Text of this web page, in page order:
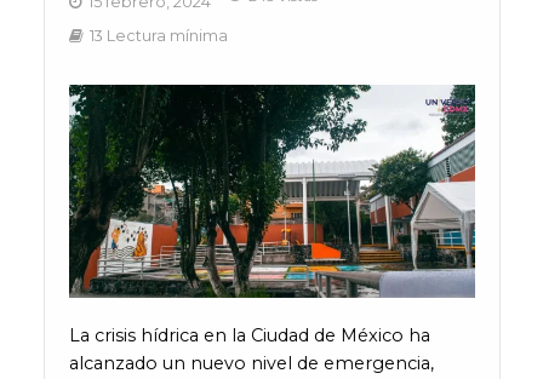
13 Lectura mínima
La crisis hídrica en la Ciudad de México ha
alcanzado un nuevo nivel de emergencia,